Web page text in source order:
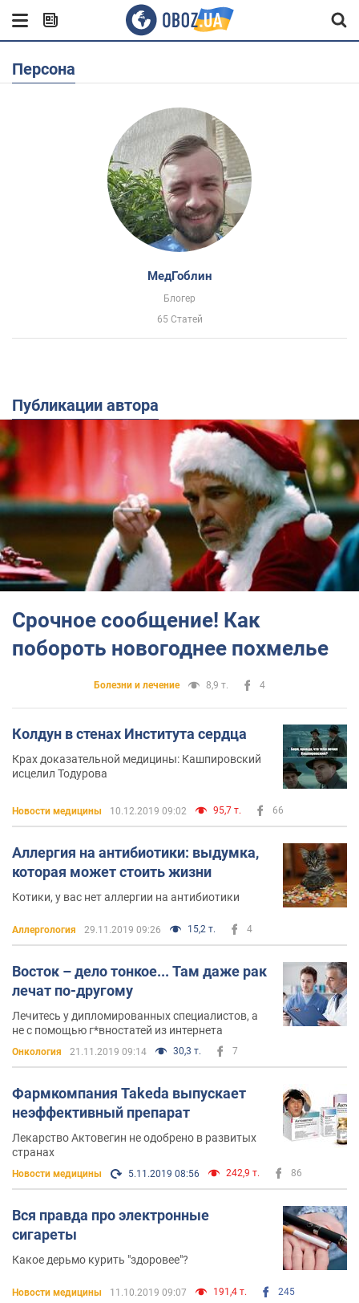
Персона
МедГоблин
Блогер
65 Статей
Публикации автора
Срочное сообщение! Как
побороть новогоднее похмелье
Болезни и лечение 8,9 т. 4
Колдун в стенах Института сердца
Крах доказательной медицины: Кашпировский
исцелил Тодурова
Новости медицины 10.12.2019 09:02 95,7 т. 66
Аллергия на антибиотики: выдумка,
которая может стоить жизни
Котики, у вас нет аллергии на антибиотики
Аллергология 29.11.2019 09:26 15,2 т. 4
Восток – дело тонкое... Там даже рак
лечат по-другому
Лечитесь у дипломированных специалистов, а
не с помощью г*вностатей из интернета
Онкология 21.11.2019 09:14 30,3 т. 7
Фармкомпания Takeda выпускает
неэффективный препарат
Лекарство Актовегин не одобрено в развитых
странах
Новости медицины 5.11.2019 08:56 242,9 т. 86
Вся правда про электронные
сигареты
Какое дерьмо курить "здоровее"?
Новости медицины 11.10.2019 09:07 191,4 т. 245